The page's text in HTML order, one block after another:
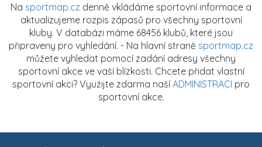
Na sportmap.cz denně vkládáme sportovní informace a
aktualizujeme rozpis zápasů pro všechny sportovní
kluby. V databázi máme 68456 klubů, které jsou
připraveny pro vyhledání. - Na hlavní straně sportmap.cz
můžete vyhledat pomocí zadání adresy všechny
sportovní akce ve vaší blízkosti. Chcete přidat vlastní
sportovní akci? Využijte zdarma naší ADMINISTRACI pro
sportovní akce.